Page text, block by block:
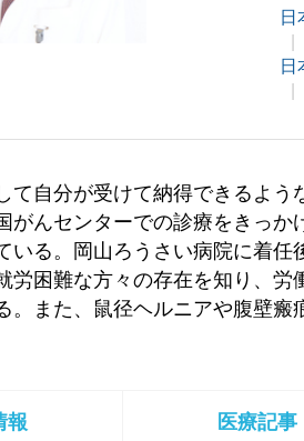
日
日
て自分が受けて納得できるよ
がんセンターでの診療をきっ
いる。岡山ろうさい病院に着
労困難な方々の存在を知り、
。また、鼠径ヘルニアや腹壁
報 医療記事